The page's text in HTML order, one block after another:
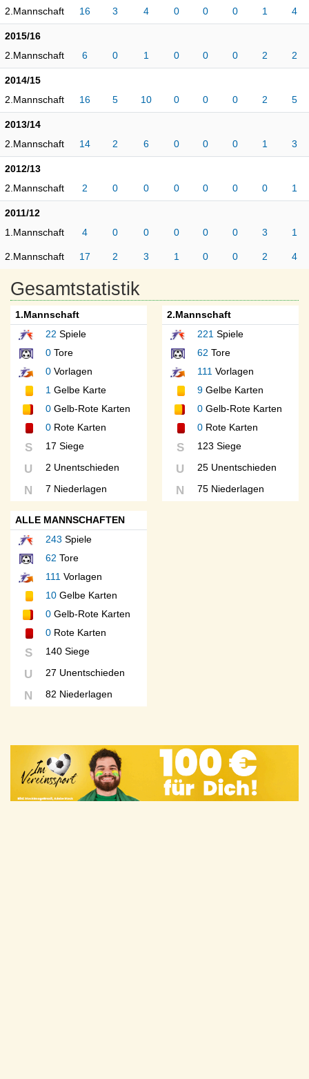
2.Mannschaft 16 3 4 0 0 0 1 4
2015/16
2.Mannschaft
6 0 1 0 0 0 2 2
2014/15
2.Mannschaft
16 5 10 0 0 0 2 5
2013/14
2.Mannschaft
14 2 6 0 0 0 1 3
2012/13
2.Mannschaft
2 0 0 0 0 0 0 1
2011/12
1.Mannschaft
4 0 0 0 0 0 3 1
2.Mannschaft 17 2 3 1 0 0 2 4
Gesamtstatistik
1.Mannschaft
22 Spiele
0 Tore
0 Vorlagen
1 Gelbe Karte
0 Gelb-Rote Karten
0 Rote Karten
S 17 Siege
U 2 Unentschieden
N 7 Niederlagen
2.Mannschaft
221Spiele
62 Tore
111Vorlagen
9Gelbe Karten
0Gelb-Rote Karten
0Rote Karten
S 123 Siege
U 25 Unentschieden
N 75 Niederlagen
ALLE MANNSCHAFTEN
243 Spiele
62 Tore
111 Vorlagen
10 Gelbe Karten
0 Gelb-Rote Karten
0 Rote Karten
S 140 Siege
U 27 Unentschieden
N 82 Niederlagen